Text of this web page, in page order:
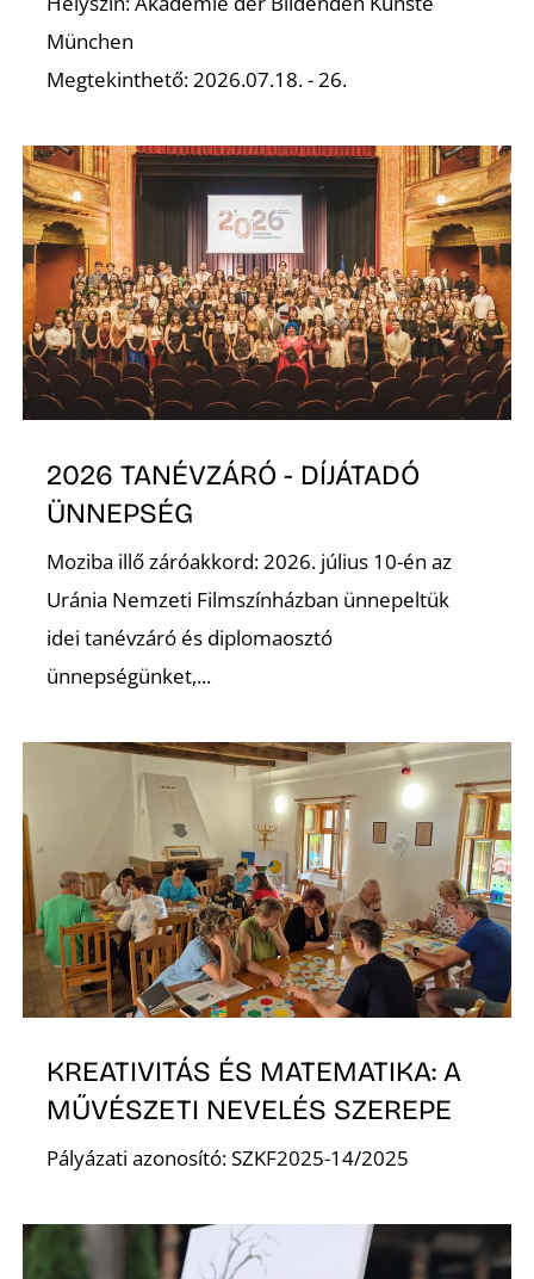
München
Megtekinthető: 2026.07.18. - 26.
2026 TANÉVZÁRÓ - DÍJÁTADÓ
ÜNNEPSÉG
Moziba illő záróakkord: 2026. július 10-én az
Uránia Nemzeti Filmszínházban ünnepeltük
idei tanévzáró és diplomaosztó
ünnepségünket,...
KREATIVITÁS ÉS MATEMATIKA: A
MŰVÉSZETI NEVELÉS SZEREPE
Pályázati azonosító: SZKF2025-14/2025